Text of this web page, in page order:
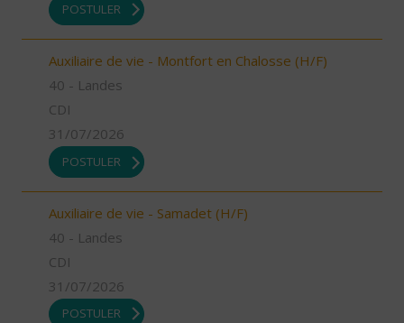
POSTULER
Auxiliaire de vie - Montfort en Chalosse (H/F)
40 - Landes
CDI
31/07/2026
POSTULER
Auxiliaire de vie - Samadet (H/F)
40 - Landes
CDI
31/07/2026
POSTULER